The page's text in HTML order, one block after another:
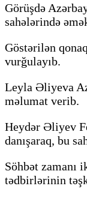
Görüşdə
sahələrində
Göstərilən
vurğulayıb.
Leyla Əliyeva
məlumat verib.
Heydər Əliyev
danışaraq, bu
Söhbət zamanı
tədbirlərinin